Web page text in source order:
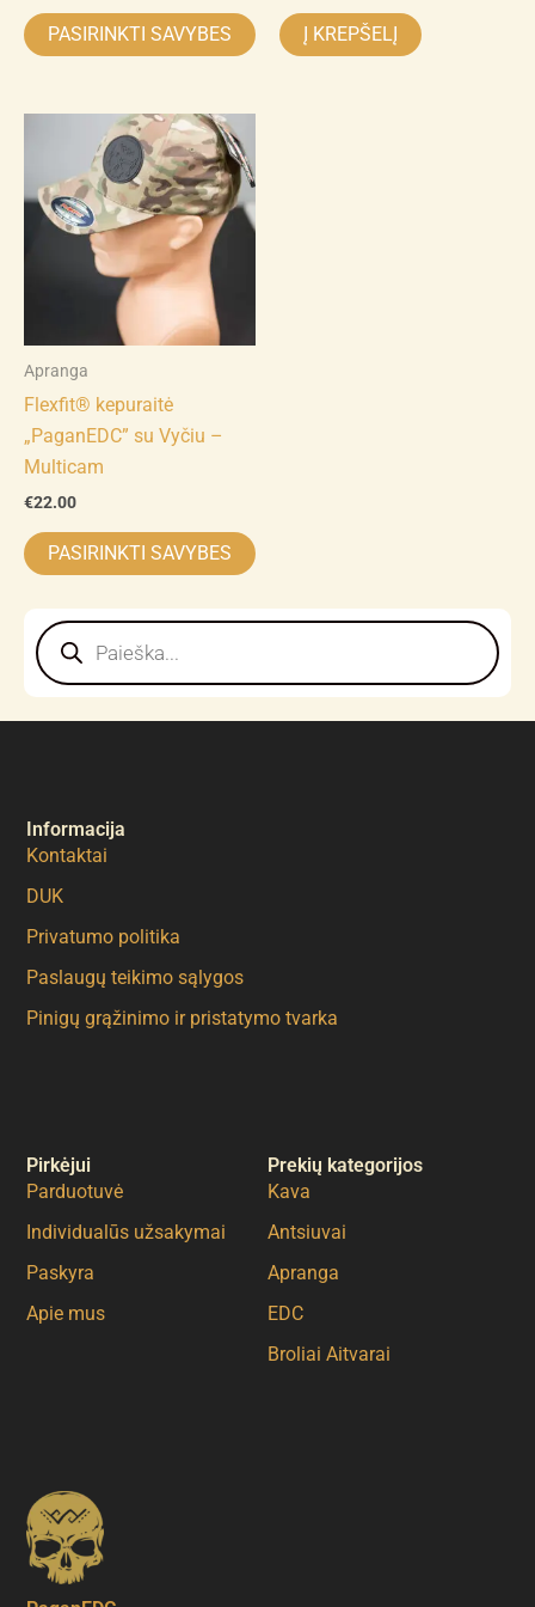
Products
search
PASIRINKTI SAVYBES
product
page
Į KREPŠELĮ
Apranga
Flexfit® kepuraitė
„PaganEDC” su Vyčiu –
Multicam
€22.00
PASIRINKTI SAVYBES
has
multiple
may
Pirkėjui
Parduotuvė
Individualūs užsakymai
Paskyra
Apie mus
Prekių kategorijos
Kava
Antsiuvai
Apranga
EDC
Broliai Aitvarai
Informacija
Kontaktai
DUK
Privatumo politika
Paslaugų teikimo sąlygos
Pinigų grąžinimo ir pristatymo tvarka